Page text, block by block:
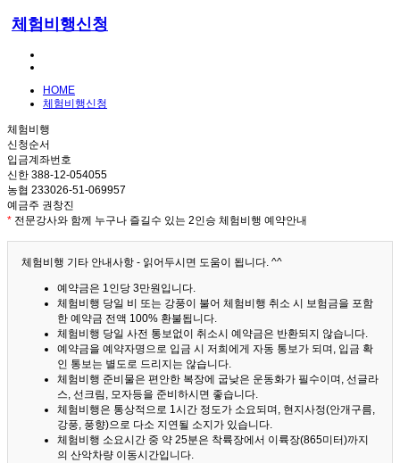
체험비행신청
HOME
체험비행신청
체험비행
신청순서
입금계좌번호
신한 388-12-054055
농협 233026-51-069957
예금주 권창진
* 전문강사와 함께 누구나 즐길수 있는 2인승 체험비행 예약안내
체험비행 기타 안내사항 - 읽어두시면 도움이 됩니다. ^^
예약금은 1인당 3만원입니다.
체험비행 당일 비 또는 강풍이 불어 체험비행 취소 시 보험금을 포함
한 예약금 전액 100% 환불됩니다.
체험비행 당일 사전 통보없이 취소시 예약금은 반환되지 않습니다.
예약금을 예약자명으로 입금 시 저희에게 자동 통보가 되며, 입금 확
인 통보는 별도로 드리지는 않습니다.
체험비행 준비물은 편안한 복장에 굽낮은 운동화가 필수이며, 선글라
스, 선크림, 모자등을 준비하시면 좋습니다.
체험비행은 통상적으로 1시간 정도가 소요되며, 현지사정(안개구름,
강풍, 풍향)으로 다소 지연될 소지가 있습니다.
체험비행 소요시간 중 약 25분은 착륙장에서 이륙장(865미터)까지
의 산악차량 이동시간입니다.